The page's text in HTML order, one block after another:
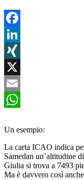
Facebook
LinkedIn
XING
X
Email
Un esempio:
La carta ICAO indica
Samedan un’altitudine
Giulia si trova a 7493
Ma è davvero così